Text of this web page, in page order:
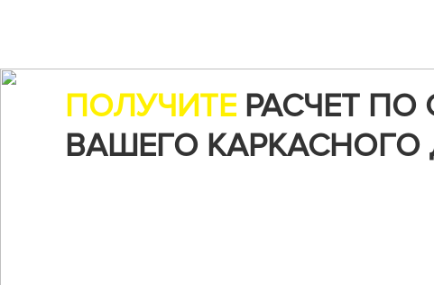
ПОЛУЧИТЕ РАСЧЕТ ПО
ВАШЕГО